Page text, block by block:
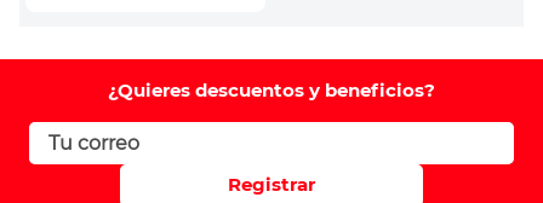
¿Quieres descuentos y beneficios?
Registrar